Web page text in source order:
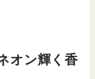
オン輝く香